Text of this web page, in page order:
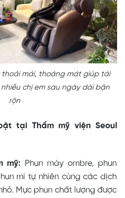
mái, thoáng mát giúp tái
chị em sau ngày dài bận
rộn
tại Thẩm mỹ viện Seoul
mỹ: Phun mày ombre, phun
mí tự nhiên cùng các dịch
Mực phun chất lượng được